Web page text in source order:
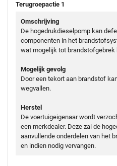
Terugroepactie 1
Omschrijving
De hogedrukdieselpomp kan
componenten in het
wat mogelijk tot brandstofgebrek
Mogelijk gevolg
Door een tekort aan brandstof
wegvallen.
Herstel
De voertuigeigenaar wordt
een merkdealer. Deze zal de
aanvullende onderdelen van het
en indien nodig vervangen.